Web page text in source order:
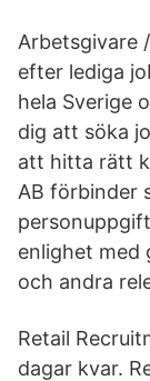
Arbetsgivare
efter lediga
hela Sverige
dig att söka
att hitta rätt
AB förbinder
enlighet med
och andra
Retail
dagar kvar.